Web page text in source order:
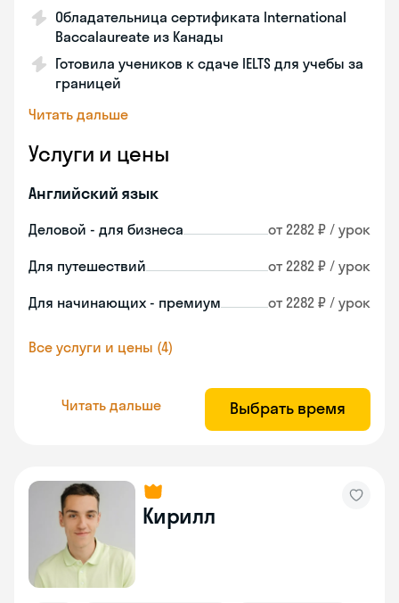
Обладательница сертификата International
Baccalaureate из Канады
Готовила учеников к сдаче IELTS для учебы за
границей
Читать дальше
Услуги и цены
Английский язык
Деловой - для бизнеса от 2282 ₽ / урок
Для путешествий от 2282 ₽ / урок
Для начинающих - премиум от 2282 ₽ / урок
Все услуги и цены (4)
Читать дальше Выбрать время
Кирилл